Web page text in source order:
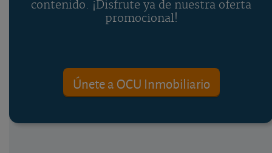
contenido. ¡Disfrute ya de nuestra oferta
promocional!
Únete a OCU Inmobiliario